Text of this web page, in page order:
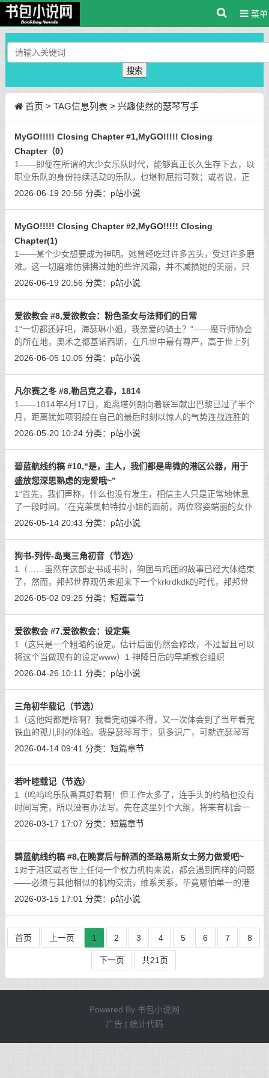
菜单
搜索
首页 > TAG信息列表 > 兴趣使然的瑟琴写手
MyGO!!!!! Closing Chapter #1,MyGO!!!!! Closing
Chapter（0）
1——即便在所谓的大少女乐队时代，能够真正长久生存下去，以
职业乐队的身份持续活动的乐队，也堪称屈指可数；或者说，正
是因为这个世界的音乐文化繁盛到令人吃惊的程度，想要组一辈
2026-06-19 20:56 分类： p站小说
MyGO!!!!! Closing Chapter #2,MyGO!!!!! Closing
Chapter(1)
1——某个少女想要成为神明。她曾经吃过许多苦头，受过许多磨
难。这一切磨难仿佛拂过她的些许风霜，并不减损她的美丽，只
是让她化作一种带刺的水晶构成的玫瑰，越是靠近，就越是容易
2026-06-19 20:56 分类： p站小说
爱欲教会 #8,爱欲教会：粉色圣女与法师们的日常
1“一切都还好吧，海瑟琳小姐，我亲爱的骑士？”——魔导师协会
的所在地，奥术之都基诺西斯，在凡世中最有尊严，高于世上列
国的伟大城塞，如今正面临着最为凄惨的命运，尽管这件事的促
2026-06-05 10:05 分类： p站小说
凡尔赛之冬 #8,勒吕克之春，1814
1——1814年4月17日，距离塔列朗向着联军献出巴黎已过了半个
月，距离犹如项羽般在自己的最后时刻以惊人的气势连战连胜的
拿破仑在枫丹白露悲哀地迎接着自己已被最为亲密的战友背叛的
2026-05-20 10:24 分类： p站小说
碧蓝航线约稿 #10,“是，主人，我们都是卑微的港区公器，用于
盛放您深思熟虑的宠爱哦~”
1“首先，我们声称，什么也没有发生，相信主人只是正常地休息
了一段时间。”在克莱奥帕特拉小姐的面前，两位容姿端丽的女仆
前辈正抿着嘴，微笑着小声交谈——如果说世上有值得被画进画
2026-05-14 20:43 分类： p站小说
狗书-列传-岛夷三角初音（节选）
1（……虽然在这部史书成书时，狗团与鸡团的故事已经大体结束
了，然而，邦邦世界观仍未迎来下一个krkrdkdk的时代，邦邦世
界仍处于krkrdkdk与黑深残故事的对抗之中。所以，由支持
2026-05-02 09:25 分类： 短篇章节
爱欲教会 #7,爱欲教会：设定集
1（这只是一个粗略的设定。估计后面仍然会修改，不过暂且可以
将这个当做现有的设定www）1 神降日后的早期教会组织
（1~39）这是爱欲女神降临后的第一个阶段。这一阶段，女神直
2026-04-26 10:11 分类： p站小说
三角初华载记（节选）
1（这他妈都是啥啊？我看完动弹不得，又一次体会到了当年看完
铁血的孤儿时的体验。我是瑟琴写手，见多识广，可就连瑟琴写
手也不敢采取如此夸张的设定啊！我再也不看少女乐队动漫了！
2026-04-14 09:41 分类： 短篇章节
若叶睦载记（节选）
1（呜呜呜乐队番真好看啊！但工作太多了，连手头的约稿也没有
时间写完，所以没有办法写。先在这里列个大纲，将来有机会一
定写！）……初，睦随祥子至母鸡卡，自武道馆事后，病症辄
2026-03-17 17:07 分类： 短篇章节
碧蓝航线约稿 #8,在晚宴后与醉酒的圣路易斯女士努力做爱吧~
1对于港区或者世上任何一个权力机构来说，都会遇到同样的问题
——必须与其他相似的机构交流，维系关系，毕竟哪怕单一的港
区再强大，也总会遇到自己无法解决的问题。这也就会有酒宴，
2026-03-15 17:01 分类： p站小说
首页 上一页 1 2 3 4 5 6 7 8
下一页 共21页
Powered By 书包小说网
广告 | 统计代码